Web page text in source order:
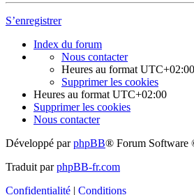
S’enregistrer
Index du forum
Nous contacter
Heures au format UTC+02:00
Supprimer les cookies
Heures au format UTC+02:00
Supprimer les cookies
Nous contacter
Développé parphpBB® Forum Software
Traduit parphpBB-fr.com
Confidentialité | Conditions